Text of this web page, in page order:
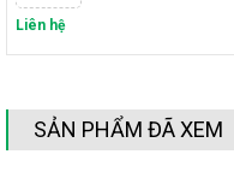
Liên hệ
SẢN PHẨM ĐÃ XEM